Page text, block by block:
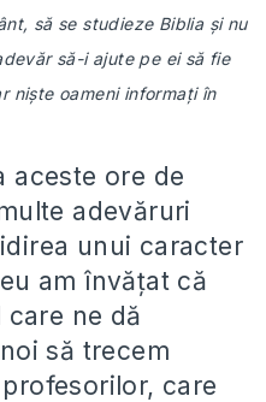
să se studieze Biblia și nu
să-i ajute pe ei să fie
niște oameni informați în
aceste ore de
adevăruri
unui caracter
am învățat că
care ne dă
să trecem
care